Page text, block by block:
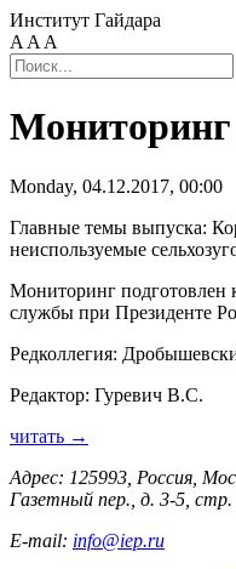
Институт Гайдара
A A A
Мониторинг
Monday, 04.12.2017, 00:00
Главные темы выпуска:
неиспользуемые
Мониторинг подготовлен
службы при Президенте
Редколлегия:
Редактор: Гуревич В.С.
читать →
Адрес: 125993, Россия,
Газетный пер., д. 3-5, стр.
E-mail: info@iep.ru